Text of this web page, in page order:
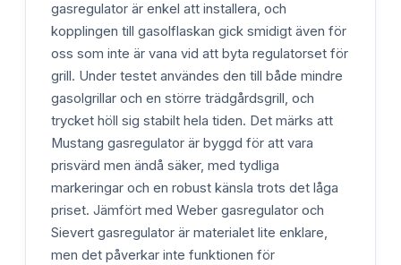
gasregulator är enkel att installera, och
kopplingen till gasolflaskan gick smidigt även för
oss som inte är vana vid att byta regulatorset för
grill. Under testet användes den till både mindre
gasolgrillar och en större trädgårdsgrill, och
trycket höll sig stabilt hela tiden. Det märks att
Mustang gasregulator är byggd för att vara
prisvärd men ändå säker, med tydliga
markeringar och en robust känsla trots det låga
priset. Jämfört med Weber gasregulator och
Sievert gasregulator är materialet lite enklare,
men det påverkar inte funktionen för